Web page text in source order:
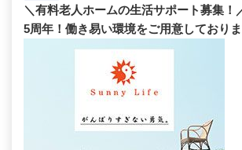
＼有料老人ホームの生活サポート募集！
5周年！働き易い環境をご用意しておりま